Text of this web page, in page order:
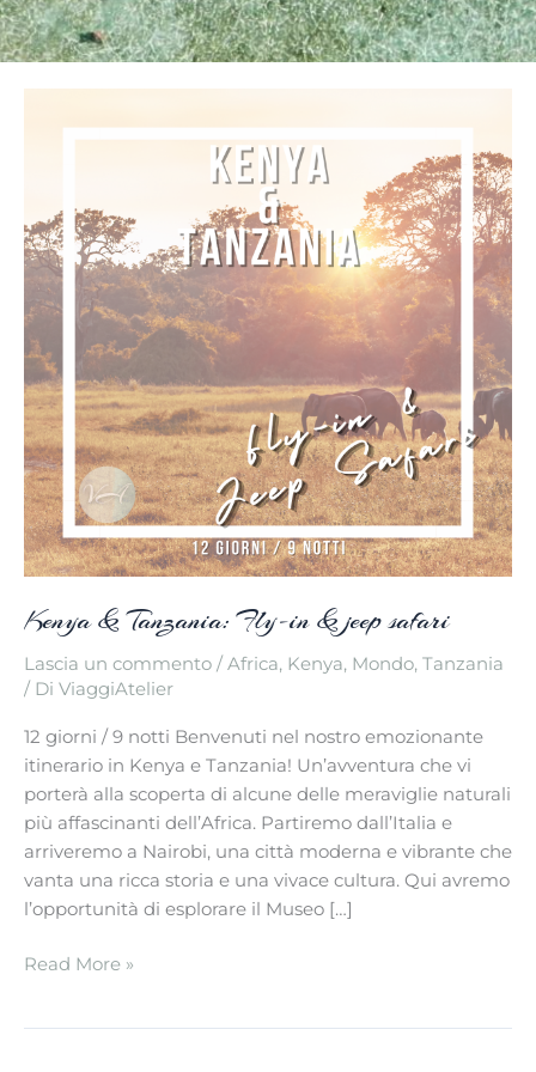
Kenya & Tanzania: Fly-in & jeep safari
Lascia un commento / Africa, Kenya, Mondo, Tanzania
/ Di ViaggiAtelier
12 giorni / 9 notti Benvenuti nel nostro emozionante
itinerario in Kenya e Tanzania! Un’avventura che vi
porterà alla scoperta di alcune delle meraviglie naturali
più affascinanti dell’Africa. Partiremo dall’Italia e
arriveremo a Nairobi, una città moderna e vibrante che
vanta una ricca storia e una vivace cultura. Qui avremo
l’opportunità di esplorare il Museo […]
Kenya
Read More »